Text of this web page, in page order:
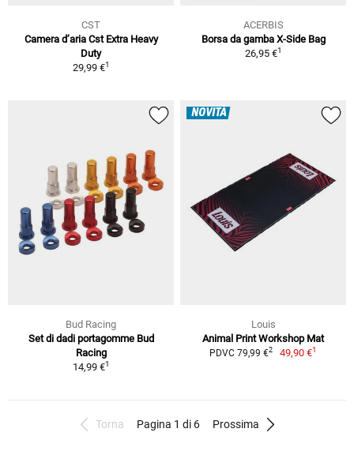
CST
Camera d’aria Cst Extra Heavy
Duty
29,99 €1
ACERBIS
Borsa da gamba X-Side Bag
26,95 €1
Bud Racing
Set di dadi portagomme Bud
Racing
14,99 €1
NOVITÀ
Louis
Animal Print Workshop Mat
PDVC 79,99 €2 49,90 €1
Torna Pagina 1 di 6 Prossima